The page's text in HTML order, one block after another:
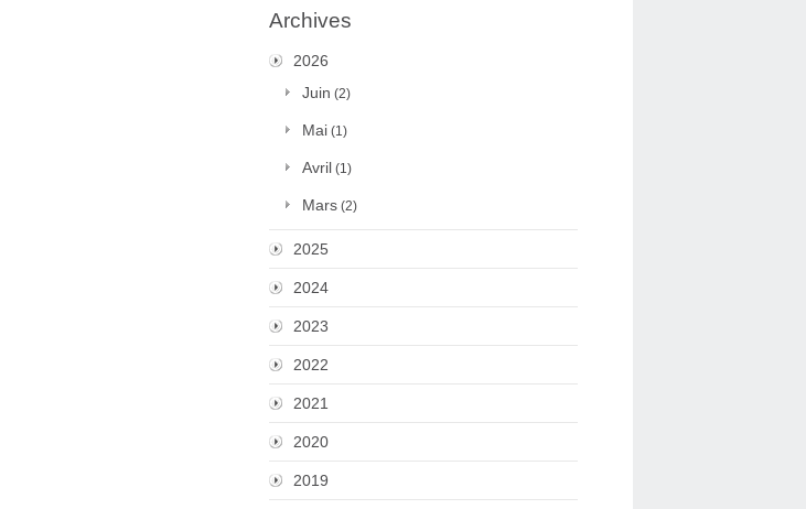
Archives
2026
Juin (2)
Mai (1)
Avril (1)
Mars (2)
2025
2024
2023
2022
2021
2020
2019